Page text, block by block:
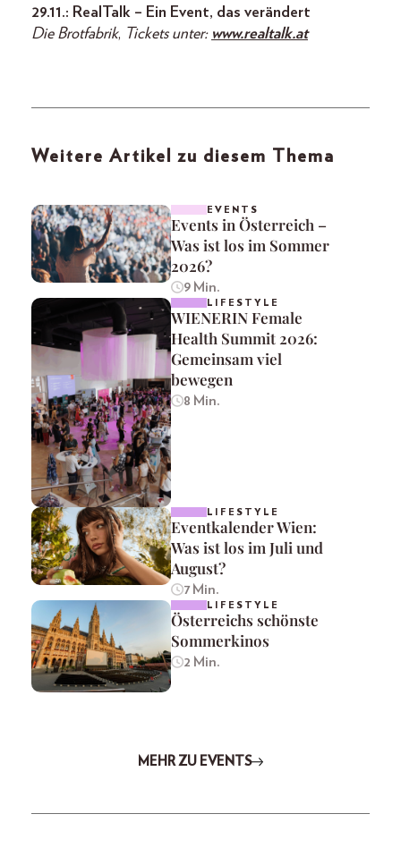
29.11.: RealTalk – Ein Event, das verändert
Die Brotfabrik, Tickets unter: www.realtalk.at
Weitere Artikel zu diesem Thema
EVENTS
Events in Österreich –
Was ist los im Sommer
2026?
9 Min.
LIFESTYLE
WIENERIN Female
Health Summit 2026:
Gemeinsam viel
bewegen
8 Min.
LIFESTYLE
Eventkalender Wien:
Was ist los im Juli und
August?
7 Min.
LIFESTYLE
Österreichs schönste
Sommerkinos
2 Min.
MEHR ZU EVENTS